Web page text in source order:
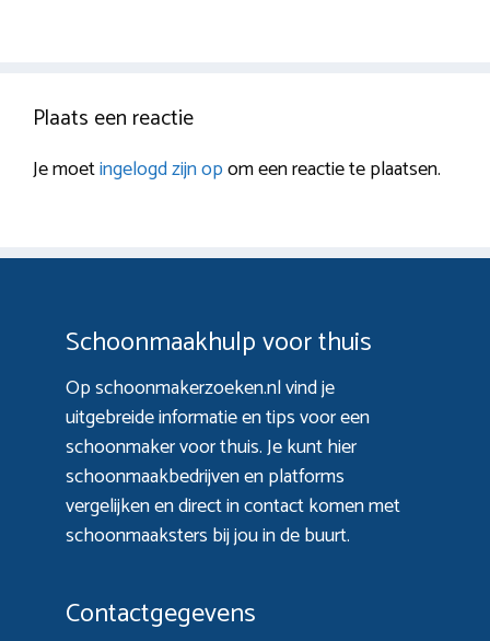
Plaats een reactie
Je moetingelogd zijn opom een reactie te plaatsen.
Schoonmaakhulp voor thuis
Op schoonmakerzoeken.nl vind je
uitgebreide informatie en tips voor een
schoonmaker voor thuis. Je kunt hier
schoonmaakbedrijven en platforms
vergelijken en direct in contact komen met
schoonmaaksters bij jou in de buurt.
Contactgegevens